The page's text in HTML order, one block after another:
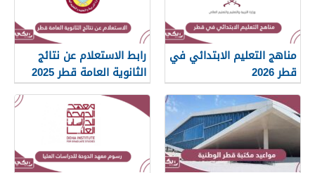
مناهج التعليم الابتدائي في
قطر 2026
رابط الاستعلام عن نتائج
الثانوية العامة قطر 2025